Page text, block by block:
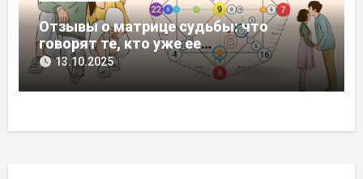
Отзывы о матрице судьбы: что
говорят те, кто уже ее
проанализировал
13.10.2025